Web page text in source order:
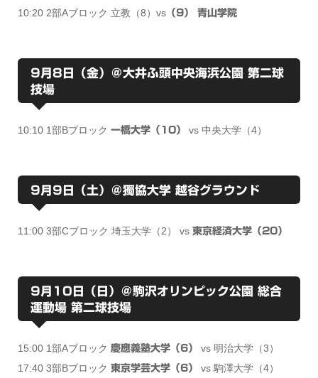
10:20 2部Aブロック 立教（8）vs（9） 青山学院
9月8日（金）＠大井ふ頭中央海浜公園 第二球
技場
10:10 1部Bブロック 一橋大学（10） vs 中央大学（4）
9月9日（土）＠獨協大学 越谷グラウンド
11:00 3部Cブロック 埼玉大学（2） vs 東京経済大学（20）
9月10日（日）＠駒沢オリンピック公園 総合
運動場 第二球技場
15:00 1部Aブロック 慶應義塾大学（6）
vs 明治大学（3）
17:40 3部Bブロック 東京学芸大学（6） vs 駒澤大学（4）